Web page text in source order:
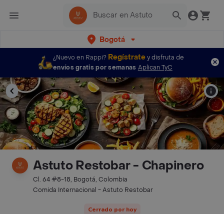
Bogotá
¿Nuevo en Rappi? Regístratey disfruta de
envíos gratis por semanas Aplican TyC
Astuto Restobar - Chapinero
Cl. 64 #8-18, Bogotá, Colombia
Comida Internacional - Astuto Restobar
Cerrado por hoy